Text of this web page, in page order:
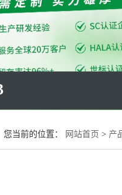
您当前的位置： 网站首页 > 产